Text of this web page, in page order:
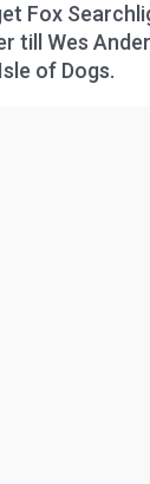
Fox
till Wes
of Dogs.